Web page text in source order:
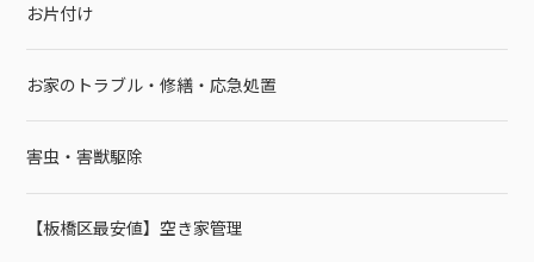
お片付け
お家のトラブル・修繕・応急処置
害虫・害獣駆除
【板橋区最安値】空き家管理